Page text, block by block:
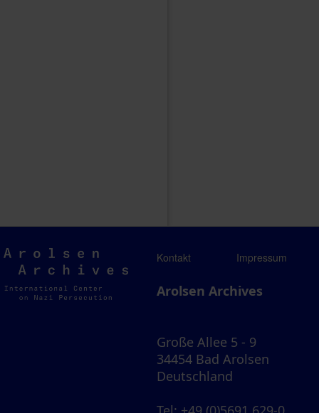
Arolsen
Archives
Kontakt Impressum
Arolsen Archives
Große Allee 5 - 9
34454 Bad Arolsen
Deutschland